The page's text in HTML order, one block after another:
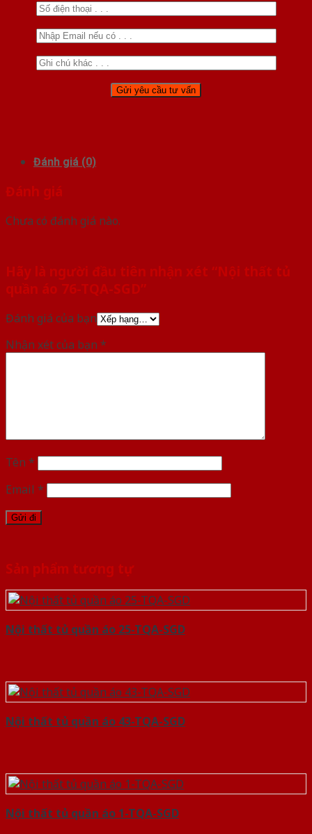
Đánh giá (0)
Đánh giá
Chưa có đánh giá nào.
Hãy là người đầu tiên nhận xét “Nội thất tủ
quần áo 76-TQA-SGD”
Đánh giá của bạn
Nhận xét của bạn *
Tên *
Email *
Sản phẩm tương tự
Nội thất tủ quần áo 25-TQA-SGD
Nội thất tủ quần áo 43-TQA-SGD
Nội thất tủ quần áo 1-TQA-SGD